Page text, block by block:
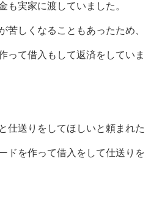
も実家に渡していました。
苦しくなることもあったため、
って借入もして返済をしていま
仕送りをしてほしいと頼まれた
ドを作って借入をして仕送りを